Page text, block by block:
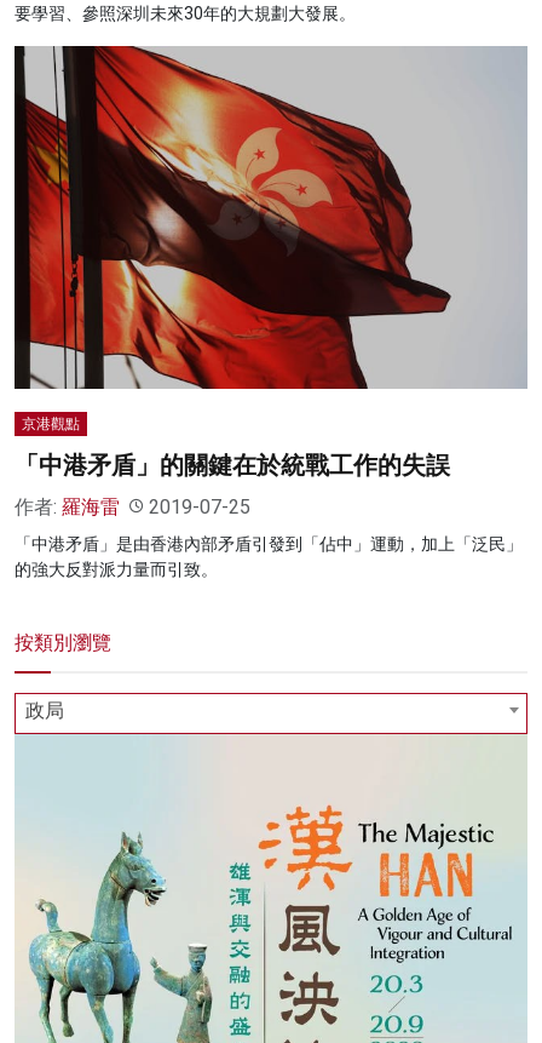
要學習、參照深圳未來30年的大規劃大發展。
京港觀點
「中港矛盾」的關鍵在於統戰工作的失誤
作者: 羅海雷 2019-07-25
「中港矛盾」是由香港內部矛盾引發到「佔中」運動，加上「泛民」
的強大反對派力量而引致。
按類別瀏覽
政局